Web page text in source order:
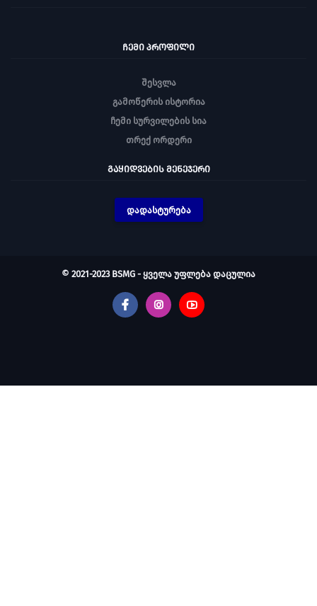
ᲩᲔᲛᲘ ᲞᲠᲝᲤᲘᲚᲘ
შესვლა
გამოწერის ისტორია
ჩემი სურვილების სია
თრექ ორდერი
ᲒᲐᲧᲘᲓᲕᲔᲑᲘᲡ ᲛᲔᲜᲔᲯᲔᲠᲘ
დადასტურება
© 2021-2023 BSMG - ყველა უფლება დაცულია